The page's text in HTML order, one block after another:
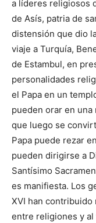
a líderes religiosos
de Asís, patria de
distensión que dio
viaje a Turquía,
de Estambul, en
personalidades
el Papa en un
pueden orar en
que luego se
Papa puede rezar
pueden dirigirse a
Santísimo
es manifiesta. Los
XVI han contribuido
entre religiones y al